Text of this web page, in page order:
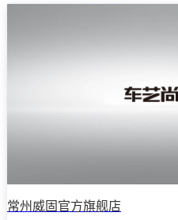
常州威固官方旗舰店